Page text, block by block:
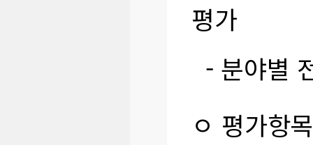
평가
- 분야별
ㅇ 평가항